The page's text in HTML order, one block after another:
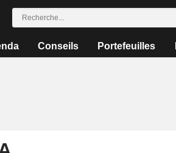
Conseils Portefeuilles